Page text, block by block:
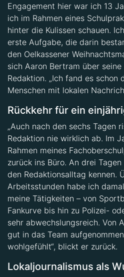
ich im Rahmen eines
hinter die Kulissen schauen.
erste Aufgabe, die darin
den Oelkassener
sich Aaron Bertram über
Redaktion. „Ich fand es schon
Menschen mit lokalen
„Auch nach den sechs Tagen
Redaktion nie wirklich ab. Im
Rahmen meines
zurück ins Büro. An drei
den Redaktionsalltag kennen.
Arbeitsstunden habe ich
meine Tätigkeiten – von
Fankurve bis hin zu Polizei-
sehr abwechslungsreich. Von
gut in das Team
wohlgefühlt“, blickt er zurück.
Lokaljournalismus als
„Nach Ablauf des Praktikums